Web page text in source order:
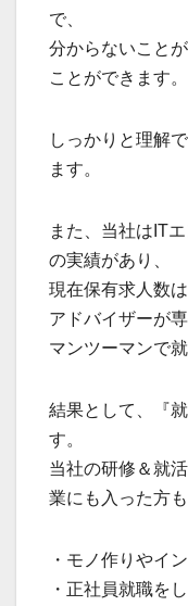
で、
分からないこと
ことができます。
しっかりと理解
ます。
また、当社はIT
の実績があり、
現在保有求人数
アドバイザーが専
マンツーマンで
結果として、『
す。
当社の研修＆就
業にも入った方も
・モノ作りやイ
・正社員就職を